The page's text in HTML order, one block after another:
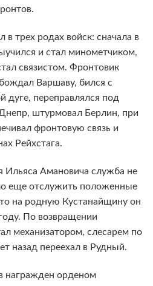
в трех родах войск: сначала в
и стал минометчиком,
связистом. Фронтовик
Варшаву, бился с
дуге, переправлялся под
штурмовал Берлин, при
фронтовую связь и
Рейхстага.
Ильяса Амановича служба не
еще отслужить положенные
на родную Кустанайщину он
По возвращении
механизатором, слесарем по
назад переехал в Рудный.
награжден орденом